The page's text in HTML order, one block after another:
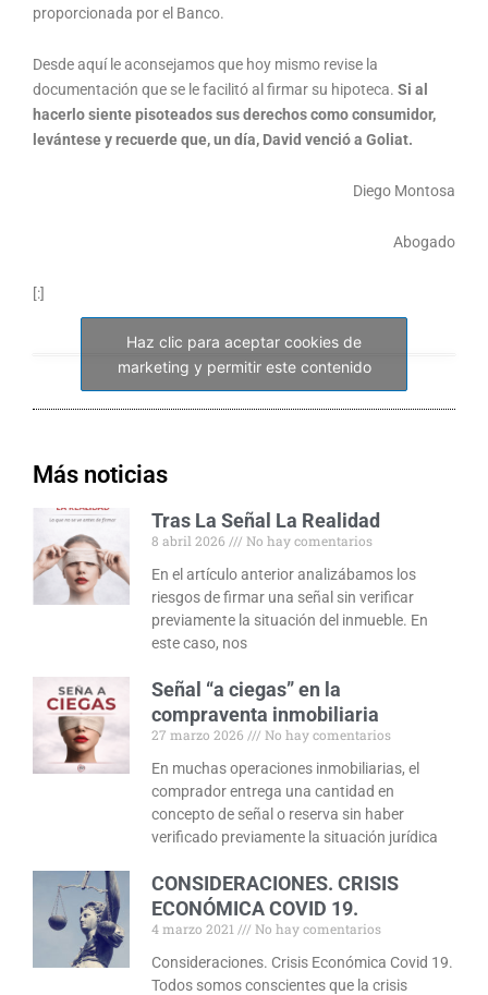
proporcionada por el Banco.
Desde aquí le aconsejamos que hoy mismo revise la
documentación que se le facilitó al firmar su hipoteca. Si al
hacerlo siente pisoteados sus derechos como consumidor,
levántese y recuerde que, un día, David venció a Goliat.
Diego Montosa
Abogado
[:]
Haz clic para aceptar cookies de
marketing y permitir este contenido
Más noticias
Tras La Señal La Realidad
8 abril 2026
No hay comentarios
En el artículo anterior analizábamos los
riesgos de firmar una señal sin verificar
previamente la situación del inmueble. En
este caso, nos
Señal “a ciegas” en la
compraventa inmobiliaria
27 marzo 2026
No hay comentarios
En muchas operaciones inmobiliarias, el
comprador entrega una cantidad en
concepto de señal o reserva sin haber
verificado previamente la situación jurídica
CONSIDERACIONES. CRISIS
ECONÓMICA COVID 19.
4 marzo 2021
No hay comentarios
Consideraciones. Crisis Económica Covid 19.
Todos somos conscientes que la crisis